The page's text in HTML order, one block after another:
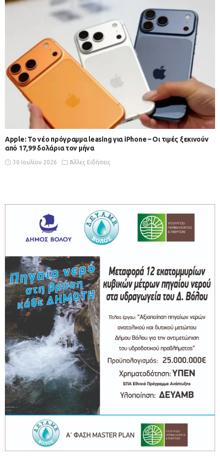
Apple: Το νέο πρόγραμμα leasing για iPhone – Οι τιμές ξεκινούν
από 17,99 δολάρια τον μήνα
30 Ιουλίου 2026 Άλλες Ειδήσεις